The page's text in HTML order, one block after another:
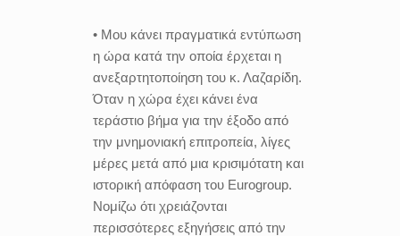
• Μου κάνει πραγματικά εντύπωση
η ώρα κατά την οποία έρχεται η
ανεξαρτητοποίηση του κ. Λαζαρίδη.
Όταν η χώρα έχει κάνει ένα
τεράστιο βήμα για την έξοδο από
την μνημονιακή επιτροπεία, λίγες
μέρες μετά από μια κρισιμότατη και
ιστορική απόφαση του Eurogroup.
Νομίζω ότι χρειάζονται
περισσότερες εξηγήσεις από την